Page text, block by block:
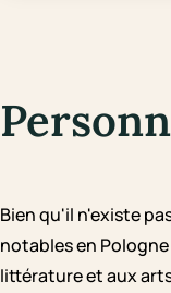
Bien qu'il n'existe
notables en
littérature et aux